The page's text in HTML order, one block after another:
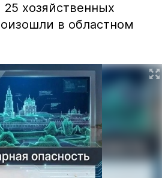
хозяйственных
в областном